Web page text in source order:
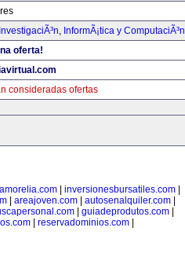
, InformÃ¡tica y ComputaciÃ³n
oferta!
consideradas ofertas
| inversionesbursatiles.com|
| areajoven.com| autosenalquiler.com|
| guiadeprodutos.com|
reservadominios.com